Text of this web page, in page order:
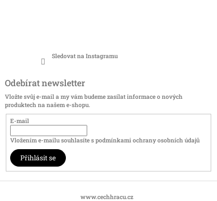
Sledovat na Instagramu
Odebírat newsletter
Vložte svůj e-mail a my vám budeme zasílat informace o nových
produktech na našem e-shopu.
E-mail
Vložením e-mailu souhlasíte spodmínkami ochrany osobních údajů
Přihlásit se
www.cechhracu.cz